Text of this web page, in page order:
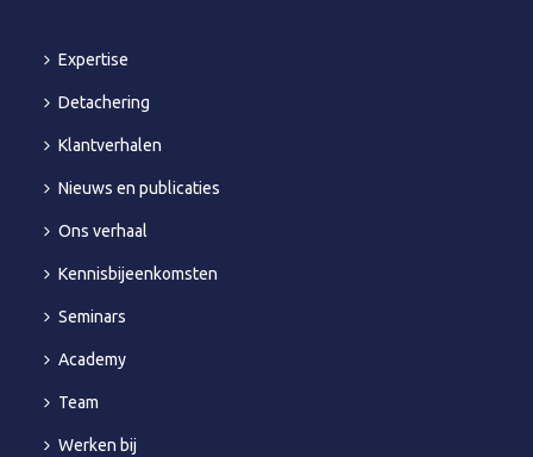
Expertise
Detachering
Klantverhalen
Nieuws en publicaties
Ons verhaal
Kennisbijeenkomsten
Seminars
Academy
Team
Werken bij